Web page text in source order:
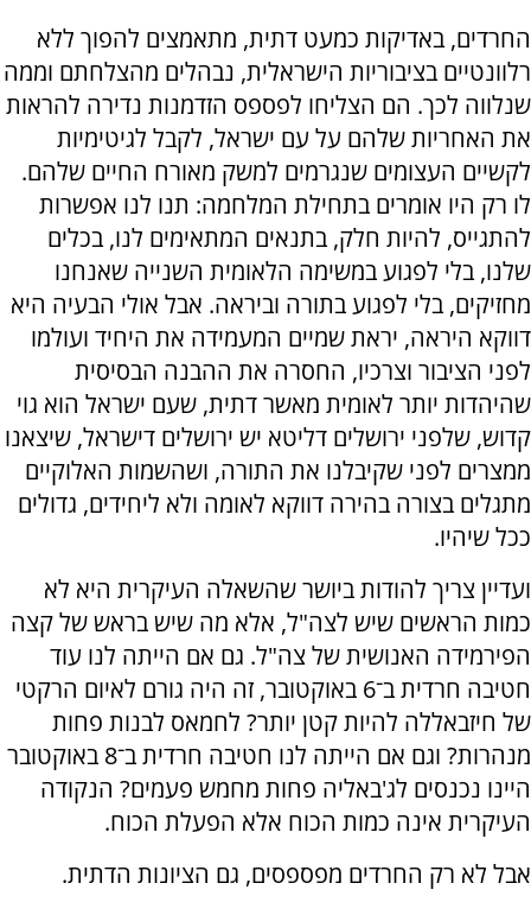
החרדים, באדיקות כמעט דתית, מתאמצים להפוך ללא
רלוונטיים בציבוריות הישראלית, נבהלים מהצלחתם וממה
שנלווה לכך. הם הצליחו לפספס הזדמנות נדירה להראות
את האחריות שלהם על עם ישראל, לקבל לגיטימיות
לקשיים העצומים שנגרמים למשק מאורח החיים שלהם.
לו רק היו אומרים בתחילת המלחמה: תנו לנו אפשרות
להתגייס, להיות חלק, בתנאים המתאימים לנו, בכלים
שלנו, בלי לפגוע במשימה הלאומית השנייה שאנחנו
מחזיקים, בלי לפגוע בתורה וביראה. אבל אולי הבעיה היא
דווקא היראה, יראת שמיים המעמידה את היחיד ועולמו
לפני הציבור וצרכיו, החסרה את ההבנה הבסיסית
שהיהדות יותר לאומית מאשר דתית, שעם ישראל הוא גוי
קדוש, שלפני ירושלים דליטא יש ירושלים דישראל, שיצאנו
ממצרים לפני שקיבלנו את התורה, ושהשמות האלוקיים
מתגלים בצורה בהירה דווקא לאומה ולא ליחידים, גדולים
ככל שיהיו.
ועדיין צריך להודות ביושר שהשאלה העיקרית היא לא
כמות הראשים שיש לצה"ל, אלא מה שיש בראש של קצה
הפירמידה האנושית של צה"ל. גם אם הייתה לנו עוד
חטיבה חרדית ב־6 באוקטובר, זה היה גורם לאיום הרקטי
של חיזבאללה להיות קטן יותר? לחמאס לבנות פחות
מנהרות? וגם אם הייתה לנו חטיבה חרדית ב־8 באוקטובר
היינו נכנסים לג'באליה פחות מחמש פעמים? הנקודה
העיקרית אינה כמות הכוח אלא הפעלת הכוח.
אבל לא רק החרדים מפספסים, גם הציונות הדתית.